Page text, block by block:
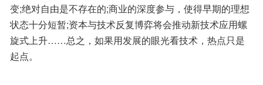
变;绝对自由是不存在的;商业的深度参与，使得早期的理想
状态十分短暂;资本与技术反复博弈将会推动新技术应用螺
旋式上升……总之，如果用发展的眼光看技术，热点只是
起点。